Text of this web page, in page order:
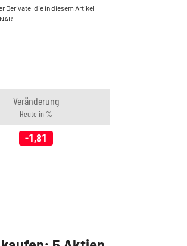
Derivate, die in diesem Artikel
Veränderung
Heute in %
-1,81